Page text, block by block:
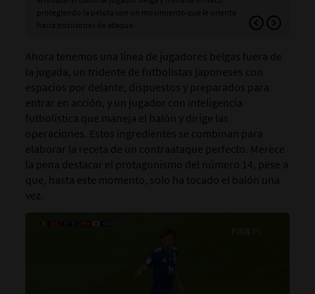
Ahora tenemos una línea de jugadores belgas fuera de
la jugada, un tridente de futbolistas japoneses con
espacios por delante, dispuestos y preparados para
entrar en acción, y un jugador con inteligencia
futbolística que maneja el balón y dirige las
operaciones. Estos ingredientes se combinan para
elaborar la receta de un contraataque perfecto. Merece
la pena destacar el protagonismo del número 14, pese a
que, hasta este momento, solo ha tocado el balón una
vez.